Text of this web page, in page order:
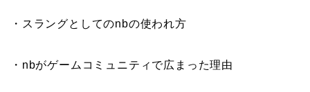
・スラングとしてのnbの使われ方
・nbがゲームコミュニティで広まった理由